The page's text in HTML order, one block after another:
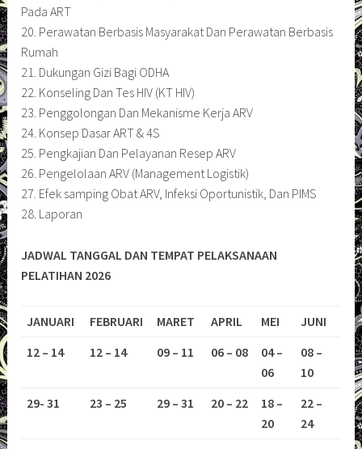
Pada ART
20. Perawatan Berbasis Masyarakat Dan Perawatan Berbasis
Rumah
21. Dukungan Gizi Bagi ODHA
22. Konseling Dan Tes HIV (KT HIV)
23. Penggolongan Dan Mekanisme Kerja ARV
24. Konsep Dasar ART & 4S
25. Pengkajian Dan Pelayanan Resep ARV
26. Pengelolaan ARV (Management Logistik)
27. Efek samping Obat ARV, Infeksi Oportunistik, Dan PIMS
28. Laporan
JADWAL TANGGAL DAN TEMPAT PELAKSANAAN
PELATIHAN 2026
JANUARI FEBRUARI MARET APRIL MEI
JUNI
12 – 14
12 – 14 09 – 11 06 – 08
04 –
06
08 –
10
29- 31
23 – 25 29 – 31 20 – 22
18 –
20
22 –
24